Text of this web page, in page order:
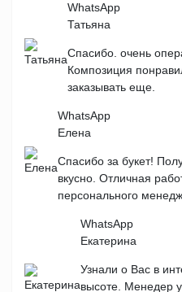
WhatsApp
Татьяна
Спасибо. очень
Композиция
заказывать еще.
WhatsApp
Елена
Спасибо за букет!
вкусно. Отличная
персонального
WhatsApp
Екатерина
Узнали о Вас в
высоте. Менедер